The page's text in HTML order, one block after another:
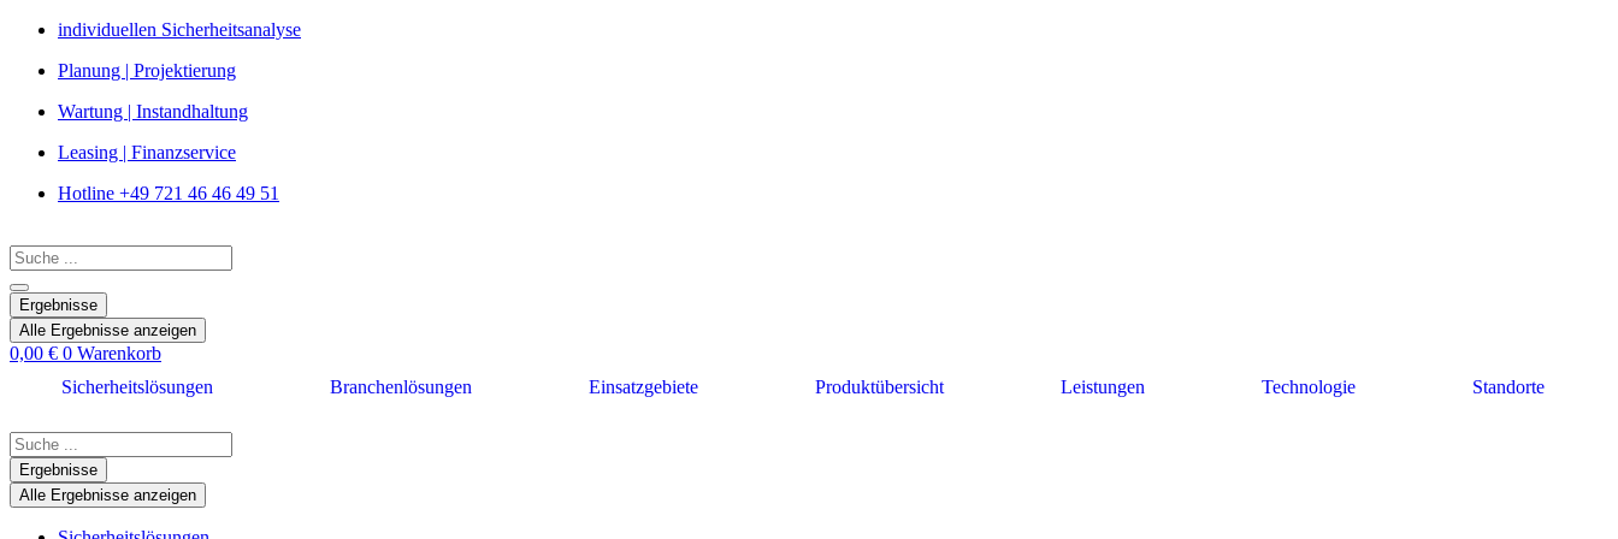
Zum
springen
individuellen Sicherheitsanalyse
Planung | Projektierung
Wartung | Instandhaltung
Leasing | Finanzservice
Hotline +49 721 46 46 49 51
Search
...
Ergebnisse
Alle Ergebnisse anzeigen
0,00 € 0 Warenkorb
Sicherheitslösungen
Branchenlösungen Einsatzgebiete Produktübersicht Leistungen Technologie Standorte
Search
...Ergebnisse
Alle Ergebnisse anzeigen